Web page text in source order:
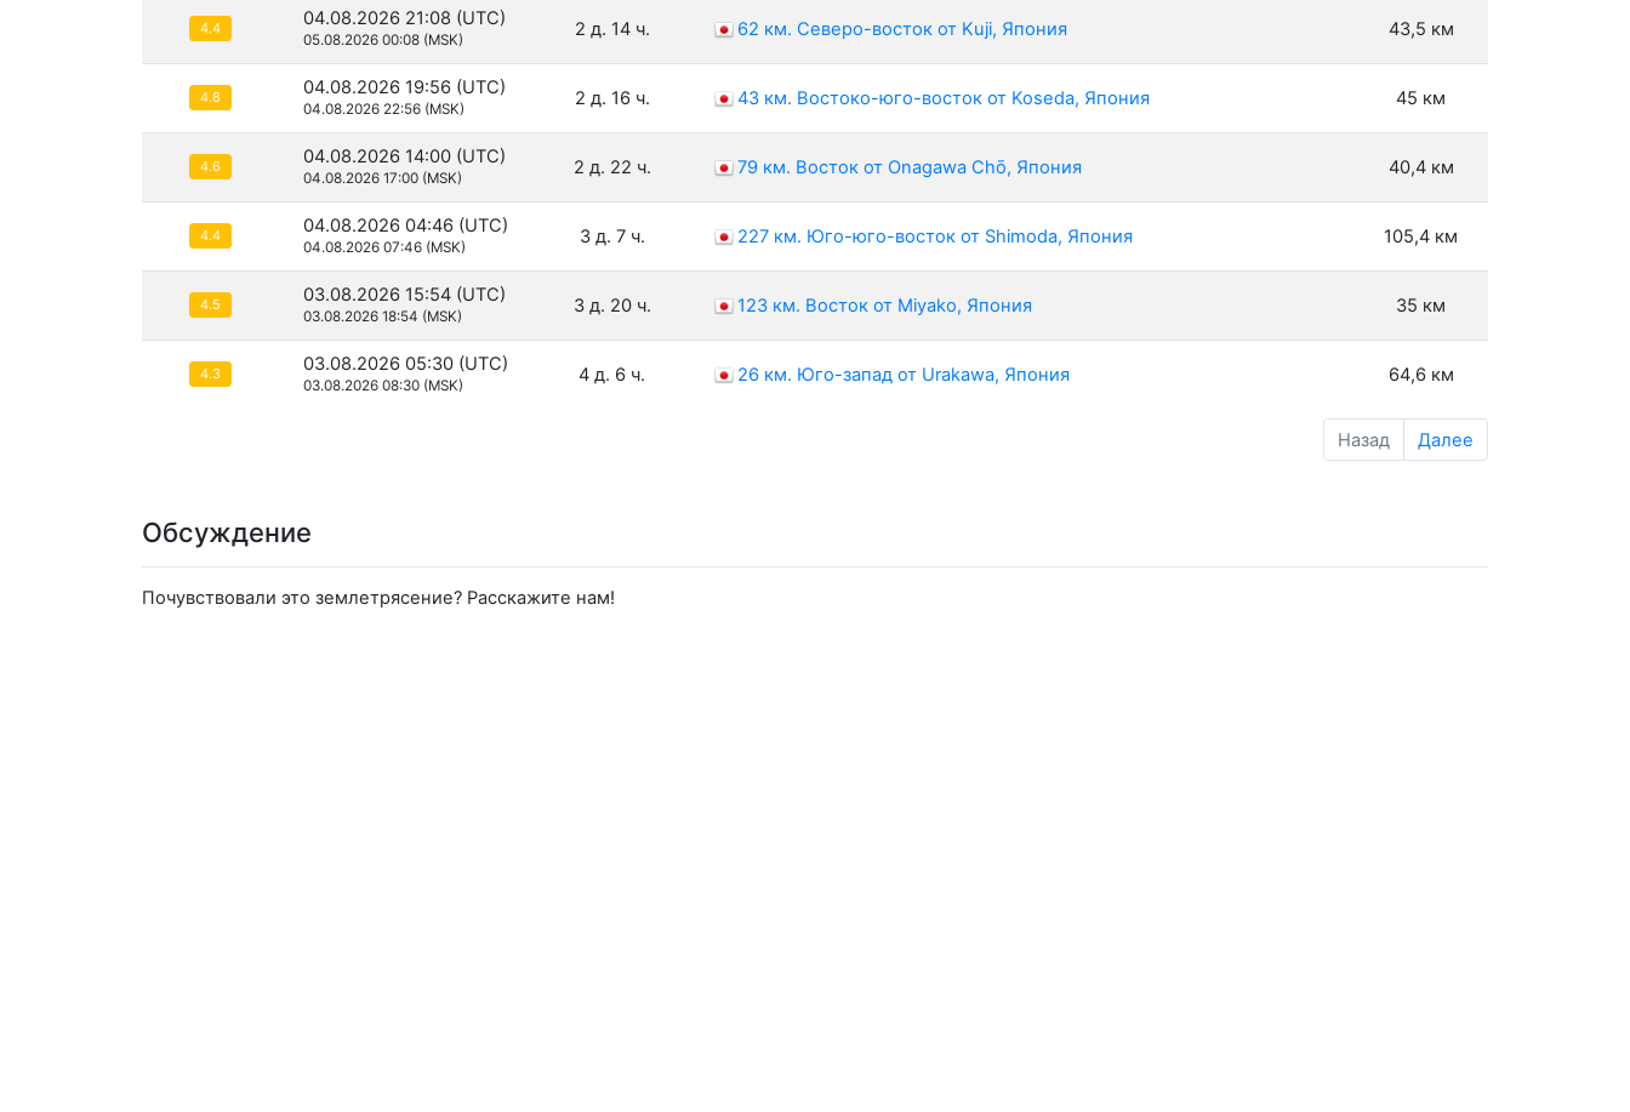
4.4 04.08.2026 21:08 (UTC)
05.08.2026 00:08 (MSK) 2 д. 14 ч. 62 км. Северо-восток от Kuji, Япония 43,5 км
4.8 04.08.2026 19:56 (UTC)
04.08.2026 22:56 (MSK) 2 д. 16 ч. 43 км. Востоко-юго-восток от Koseda, Япония 45 км
4.6 04.08.2026 14:00 (UTC)
04.08.2026 17:00 (MSK) 2 д. 22 ч. 79 км. Восток от Onagawa Chō, Япония 40,4 км
4.4 04.08.2026 04:46 (UTC)
04.08.2026 07:46 (MSK) 3 д. 7 ч. 227 км. Юго-юго-восток от Shimoda, Япония 105,4 км
4.5 03.08.2026 15:54 (UTC)
03.08.2026 18:54 (MSK) 3 д. 20 ч. 123 км. Восток от Miyako, Япония 35 км
4.3 03.08.2026 05:30 (UTC)
03.08.2026 08:30 (MSK) 4 д. 6 ч. 26 км. Юго-запад от Urakawa, Япония 64,6 км
Назад Далее
Обсуждение
Почувствовали это землетрясение? Расскажите нам!